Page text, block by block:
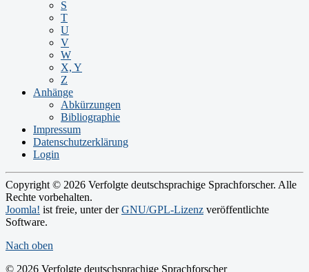
S
T
U
V
W
X, Y
Z
Anhänge
Abkürzungen
Bibliographie
Impressum
Datenschutzerklärung
Login
Copyright © 2026 Verfolgte deutschsprachige Sprachforscher. Alle
Rechte vorbehalten.
Joomla! ist freie, unter derGNU/GPL-Lizenz veröffentlichte
Software.
Nach oben
© 2026 Verfolgte deutschsprachige Sprachforscher